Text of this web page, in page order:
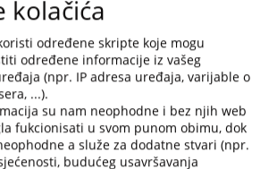
suda.
informacije o predmetu?
broj 211, na drugome katu) nalaze se službenici
aplikaciji. Kroz tu aplikaciju se vode svi postupci u
kolačića
određene skripte koje mogu
određene informacije iz vašeg
(npr. IP adresa uređaja, varijable o
...).
su nam neophodne i bez njih web
fukcionisati u svom punom obimu, dok
a služe za dodatne stvari (npr.
budućeg usavršavanja